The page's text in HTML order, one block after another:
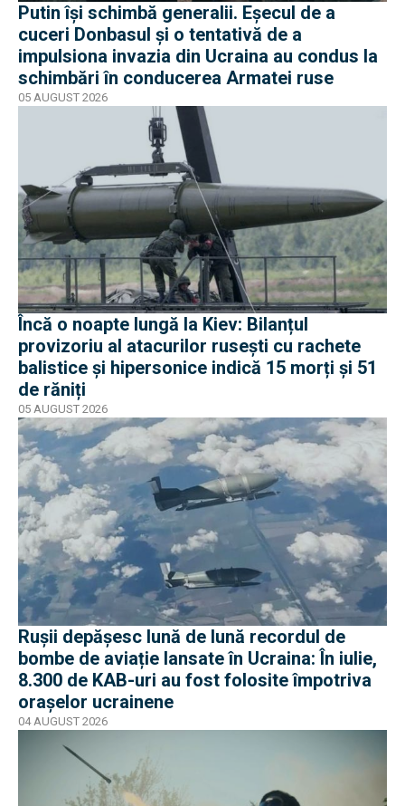
Putin își schimbă generalii. Eșecul de a
cuceri Donbasul și o tentativă de a
impulsiona invazia din Ucraina au condus la
schimbări în conducerea Armatei ruse
05 AUGUST 2026
Încă o noapte lungă la Kiev: Bilanțul
provizoriu al atacurilor rusești cu rachete
balistice și hipersonice indică 15 morți și 51
de răniți
05 AUGUST 2026
Rușii depășesc lună de lună recordul de
bombe de aviație lansate în Ucraina: În iulie,
8.300 de KAB-uri au fost folosite împotriva
orașelor ucrainene
04 AUGUST 2026